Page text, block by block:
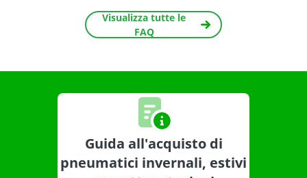
Visualizza tutte le
FAQ
Guida all'acquisto di
pneumatici invernali, estivi